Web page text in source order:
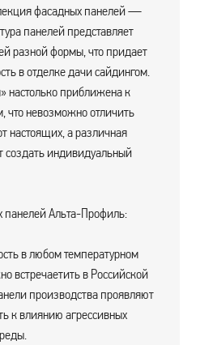
фасадных панелей —
панелей представляет
разной формы, что придает
в отделке дачи сайдингом.
настолько приближена к
что невозможно отличить
настоящих, а различная
создать индивидуальный
Альта-Профиль:
в любом температурном
встречаетить в Российской
производства проявляют
к влиянию агрессивных